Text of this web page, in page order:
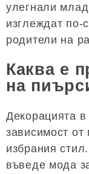
улегнали
изглеждат по-
родители на
Каква е
на
Декорацията
зависимост от
избрания
въведе мода